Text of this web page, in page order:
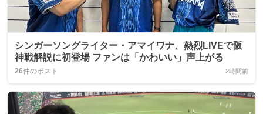
シンガーソングライター・アマイワナ、熱烈LIVEで阪
神戦解説に初登場 ファンは「かわいい」声上がる
26件のポスト 2時間前